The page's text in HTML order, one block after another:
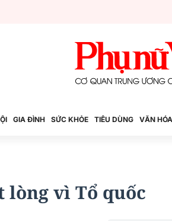
GIA ĐÌNH SỨC KHỎE TIÊU DÙNG VĂN HÓA
vì Tổ quốc